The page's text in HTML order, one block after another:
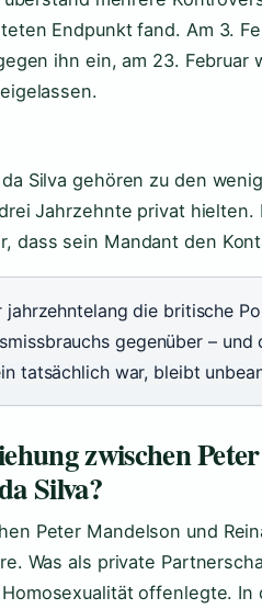
Endpunkt fand. Am 3.
ihn ein, am 23.
Silva gehören zu den
Jahrzehnte privat hielten.
dass sein Mandant den
jahrzehntelang die britische
gegenüber – und
tatsächlich war, bleibt
zwischen
Silva?
Peter Mandelson und
Was als private
offenlegte.